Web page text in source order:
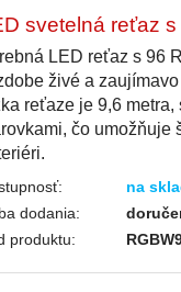
svetelná reťaz
LED reťaz s 96
živé a
reťaze je 9,6 metra,
čo umožňuje
na
dodania:
produktu: